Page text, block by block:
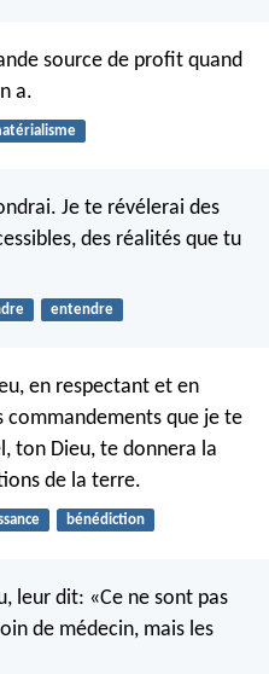
source de profit quand
a.
Je te révélerai des
des réalités que tu
entendre
en respectant et en
que je te
ton Dieu, te donnera la
de la terre.
bénédiction
leur dit: «Ce ne sont pas
de médecin, mais les